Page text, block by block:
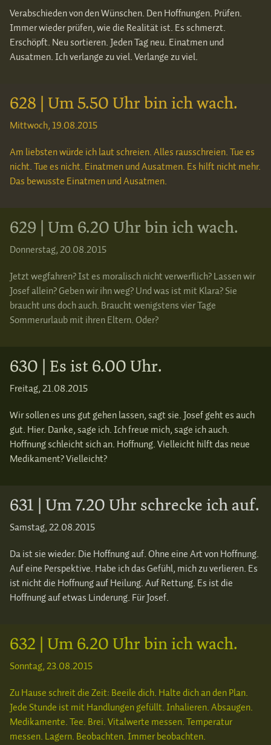
Verabschieden von den Wünschen. Den Hoffnungen. Prüfen.
Immer wieder prüfen, wie die Realität ist. Es schmerzt.
Erschöpft. Neu sortieren. Jeden Tag neu. Einatmen und
Ausatmen. Ich verlange zu viel. Verlange zu viel.
628 | Um 5.50 Uhr bin ich wach.
Mittwoch, 19.08.2015
Am liebsten würde ich laut schreien. Alles rausschreien. Tue es
nicht. Tue es nicht. Einatmen und Ausatmen. Es hilft nicht mehr.
Das bewusste Einatmen und Ausatmen.
629 | Um 6.20 Uhr bin ich wach.
Donnerstag, 20.08.2015
Jetzt wegfahren? Ist es moralisch nicht verwerflich? Lassen wir
Josef allein? Geben wir ihn weg? Und was ist mit Klara? Sie
braucht uns doch auch. Braucht wenigstens vier Tage
Sommerurlaub mit ihren Eltern. Oder?
630 | Es ist 6.00 Uhr.
Freitag, 21.08.2015
Wir sollen es uns gut gehen lassen, sagt sie. Josef geht es auch
gut. Hier. Danke, sage ich. Ich freue mich, sage ich auch.
Hoffnung schleicht sich an. Hoffnung. Vielleicht hilft das neue
Medikament? Vielleicht?
631 | Um 7.20 Uhr schrecke ich auf.
Samstag, 22.08.2015
Da ist sie wieder. Die Hoffnung auf. Ohne eine Art von Hoffnung.
Auf eine Perspektive. Habe ich das Gefühl, mich zu verlieren. Es
ist nicht die Hoffnung auf Heilung. Auf Rettung. Es ist die
Hoffnung auf etwas Linderung. Für Josef.
632 | Um 6.20 Uhr bin ich wach.
Sonntag, 23.08.2015
Zu Hause schreit die Zeit: Beeile dich. Halte dich an den Plan.
Jede Stunde ist mit Handlungen gefüllt. Inhalieren. Absaugen.
Medikamente. Tee. Brei. Vitalwerte messen. Temperatur
messen. Lagern. Beobachten. Immer beobachten.